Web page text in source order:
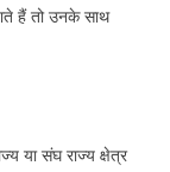
हैं तो उनके साथ
या संघ राज्य क्षेत्र